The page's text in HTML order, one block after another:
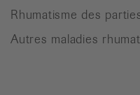
Rhumatisme des
Autres maladies